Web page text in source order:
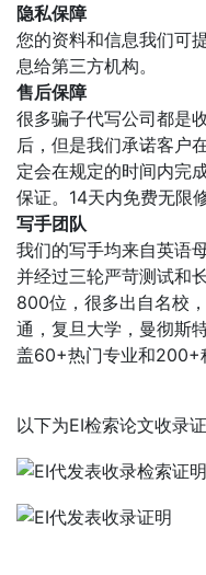
隐私保障
您的资料和信息我们可
息给第三方机构。
售后保障
很多骗子代写公司都是
后，但是我们承诺客户
定会在规定的时间内完
保证。14天内免费无限
写手团队
我们的写手均来自英语
并经过三轮严苛测试和
800位，很多出自名校
通，复旦大学，曼彻斯
盖60+热门专业和200+
以下为EI检索论文收录